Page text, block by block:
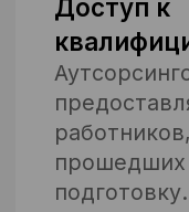
конвейерной
компании
решении
Оставить